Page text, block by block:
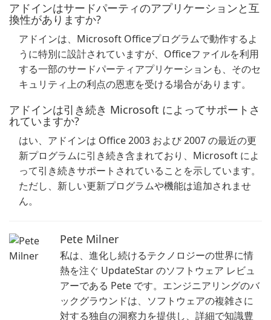
アドインはサードパーティのアプリケーションと互
換性がありますか?
アドインは、Microsoft Officeプログラムで動作するよ
うに特別に設計されていますが、Officeファイルを利用
する一部のサードパーティアプリケーションも、そのセ
キュリティ上の利点の恩恵を受ける場合があります。
アドインは引き続き Microsoft によってサポートさ
れていますか?
はい、アドインは Office 2003 および 2007 の最近の更
新プログラムに引き続き含まれており、Microsoft によ
って引き続きサポートされていることを示しています。
ただし、新しい更新プログラムや機能は追加されませ
ん。
Pete Milner
私は、進化し続けるテクノロジーの世界に情
熱を注ぐ UpdateStar のソフトウェア レビュ
アーである Pete です。エンジニアリングのバ
ックグラウンドは、ソフトウェアの複雑さに
対する独自の洞察力を提供し、詳細で知識豊